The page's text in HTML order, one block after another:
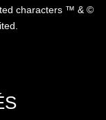
characters ™ & ©